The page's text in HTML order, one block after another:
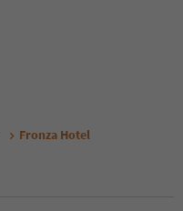
Fronza Hotel